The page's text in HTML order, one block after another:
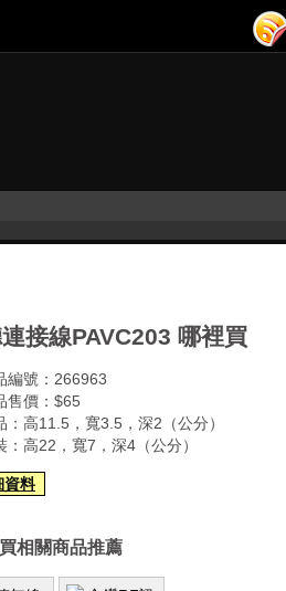
接線PAVC203 哪裡買
編號：266963
售價：$65
：高11.5，寬3.5，深2（公分）
：高22，寬7，深4（公分）
資料
相關商品推薦